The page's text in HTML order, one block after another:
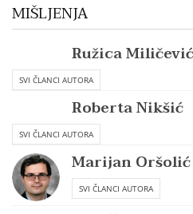
MIŠLJENJA
Ružica Miličević
SVI ČLANCI AUTORA
Roberta Nikšić
SVI ČLANCI AUTORA
Marijan Oršolić
SVI ČLANCI AUTORA